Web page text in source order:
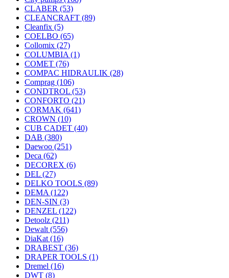
CLABER (53)
CLEANCRAFT (89)
Cleanfix (5)
COELBO (65)
Collomix (27)
COLUMBIA (1)
COMET (76)
COMPAC HIDRAULIK (28)
Comprag (106)
CONDTROL (53)
CONFORTO (21)
CORMAK (641)
CROWN (10)
CUB CADET (40)
DAB (380)
Daewoo (251)
Deca (62)
DECOREX (6)
DEL (27)
DELKO TOOLS (89)
DEMA (122)
DEN-SIN (3)
DENZEL (122)
Detoolz (211)
Dewalt (556)
DiaKat (16)
DRABEST (36)
DRAPER TOOLS (1)
Dremel (16)
DWT (8)